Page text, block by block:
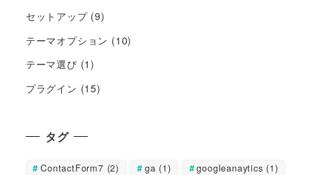
セットアップ(9)
テーマオプション (10)
テーマ選び (1)
プラグイン (15)
タグ
ContactForm7 (2) ga (1) googleanaytics (1)